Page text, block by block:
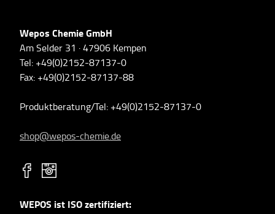
Wepos Chemie GmbH
Am Selder 31 · 47906 Kempen
Tel: +49(0)2152-87137-0
Fax: +49(0)2152-87137-88
Produktberatung/Tel: +49(0)2152-87137-0
shop@wepos-chemie.de
WEPOS ist ISO zertifiziert: